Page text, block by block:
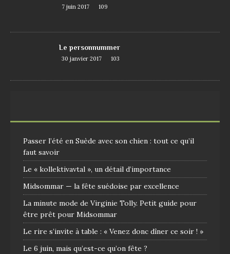
7 juin 2017 109
Le personnummer
30 janvier 2017 103
Passer l’été en Suède avec son chien : tout ce qu’il
faut savoir
Le « kollektivavtal », un détail d’importance
Midsommar — la fête suédoise par excellence
La minute mode de Virginie Tolly. Petit guide pour
être prêt pour Midsommar
Le rire s’invite à table : « Venez donc dîner ce soir ! »
Le 6 juin, mais qu’est-ce qu’on fête ?